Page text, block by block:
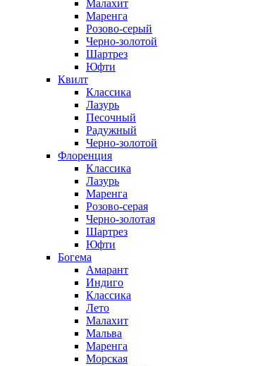
Малахит
Маренга
Розово-серый
Черно-золотой
Шартрез
Юфти
Квилт
Классика
Лазурь
Песочный
Радужный
Черно-золотой
Флоренция
Классика
Лазурь
Маренга
Розово-серая
Черно-золотая
Шартрез
Юфти
Богема
Амарант
Индиго
Классика
Лето
Малахит
Мальва
Маренга
Морская